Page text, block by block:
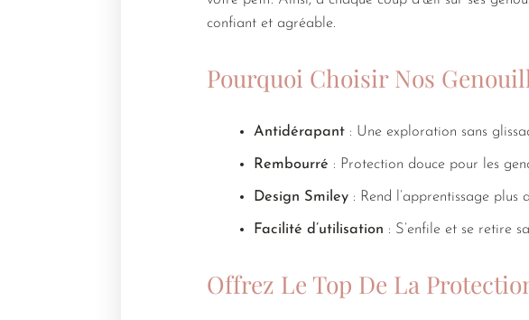
confiant et agréable.
Pourquoi Choisir Nos
Antidérapant: Une exploration sans
Rembourré : Protection douce pour les
Design Smiley: Rend l’apprentissage plus
Facilité d’utilisation : S’enfile et se retire
Offrez Le Top De La